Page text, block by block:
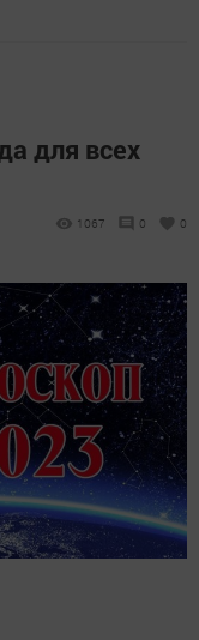
для всех
1067 0 0